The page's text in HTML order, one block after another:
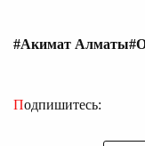
#Акимат Алматы
Подпишитесь: